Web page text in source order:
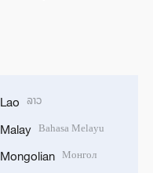
Lao ລາວ
Malay Bahasa Melayu
Mongolian Монгол